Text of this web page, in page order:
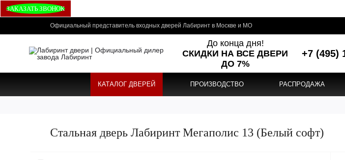
ЗАКАЗАТЬ ЗВОНОК
Официальный представитель входных дверей Лабиринт в Москве и МО
До конца дня!
СКИДКИ НА ВСЕ ДВЕРИ
ДО 7%
+7 (495)
КАТАЛОГ ДВЕРЕЙ ПРОИЗВОДСТВО РАСПРОДАЖА
Стальная дверь Лабиринт Мегаполис 13 (Белый софт)